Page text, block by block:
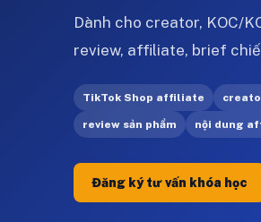
Dành cho creator, KOC/
review, affiliate, brief
TikTok Shop affiliate
review sản phẩm nội dung
Đăng ký tư vấn khóa học